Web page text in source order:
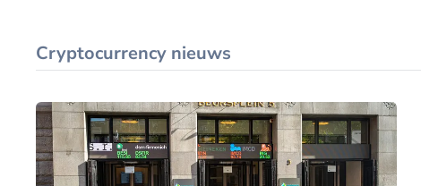
Cryptocurrency nieuws